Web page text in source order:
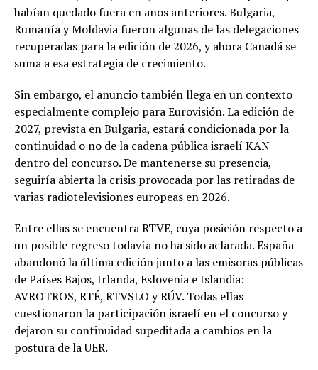
habían quedado fuera en años anteriores. Bulgaria,
Rumanía y Moldavia fueron algunas de las delegaciones
recuperadas para la edición de 2026, y ahora Canadá se
suma a esa estrategia de crecimiento.
Sin embargo, el anuncio también llega en un contexto
especialmente complejo para Eurovisión. La edición de
2027, prevista en Bulgaria, estará condicionada por la
continuidad o no de la cadena pública israelí KAN
dentro del concurso. De mantenerse su presencia,
seguiría abierta la crisis provocada por las retiradas de
varias radiotelevisiones europeas en 2026.
Entre ellas se encuentra RTVE, cuya posición respecto a
un posible regreso todavía no ha sido aclarada. España
abandonó la última edición junto a las emisoras públicas
de Países Bajos, Irlanda, Eslovenia e Islandia:
AVROTROS, RTÉ, RTVSLO y RÚV. Todas ellas
cuestionaron la participación israelí en el concurso y
dejaron su continuidad supeditada a cambios en la
postura de la UER.